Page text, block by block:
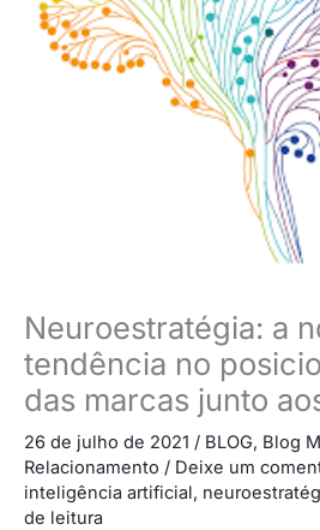
Neuroestratégia: a
tendência no
das marcas junto
26 de julho de 2021 / BLOG, Blog
Relacionamento / Deixe um
inteligência artificial,
de leitura